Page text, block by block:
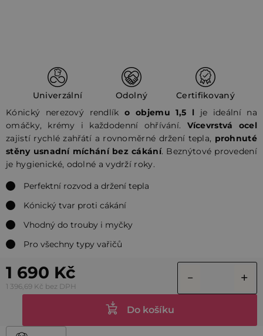
Univerzální Odolný
Certifikovaný
Kónický nerezový rendlíko objemu 1,5 l je ideální na
omáčky, krémy i každodenní ohřívání. Vícevrstvá ocel
zajistí rychlé zahřátí a rovnoměrné držení tepla, prohnuté
stěny usnadní míchání bez cákání. Beznýtové provedení
je hygienické, odolné a vydrží roky.
Perfektní rozvod a držení tepla
Kónický tvar proti cákání
Vhodný do trouby i myčky
Pro všechny typy vařičů
1 690 Kč
1 396,69 Kč bez DPH
Do košíku